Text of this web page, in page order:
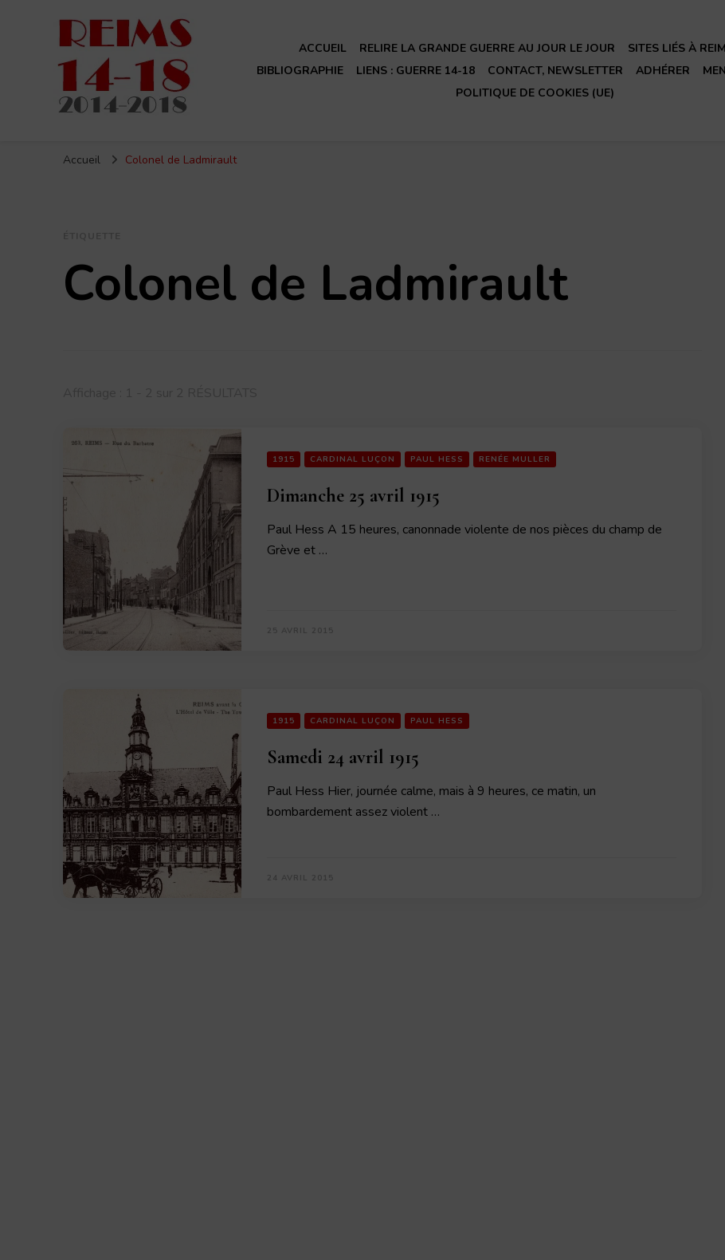
ACCUEIL RELIRE LA GRANDE GUERRE AU JOUR LE JOUR
SITES LIÉS À
BIBLIOGRAPHIE
LIENS : GUERRE 14-18 CONTACT, NEWSLETTER ADHÉRER
POLITIQUE DE COOKIES (UE)
Accueil Colonel de Ladmirault
Colonel de Ladmirault
1915 CARDINAL LUÇON PAUL HESS RENÉE MULLER
Dimanche 25 avril 1915
Paul Hess A 15 heures, canonnade violente de nos pièces du champ de
Grève et …
1915 CARDINAL LUÇON PAUL HESS
Samedi 24 avril 1915
Paul Hess Hier, journée calme, mais à 9 heures, ce matin, un
bombardement assez violent …